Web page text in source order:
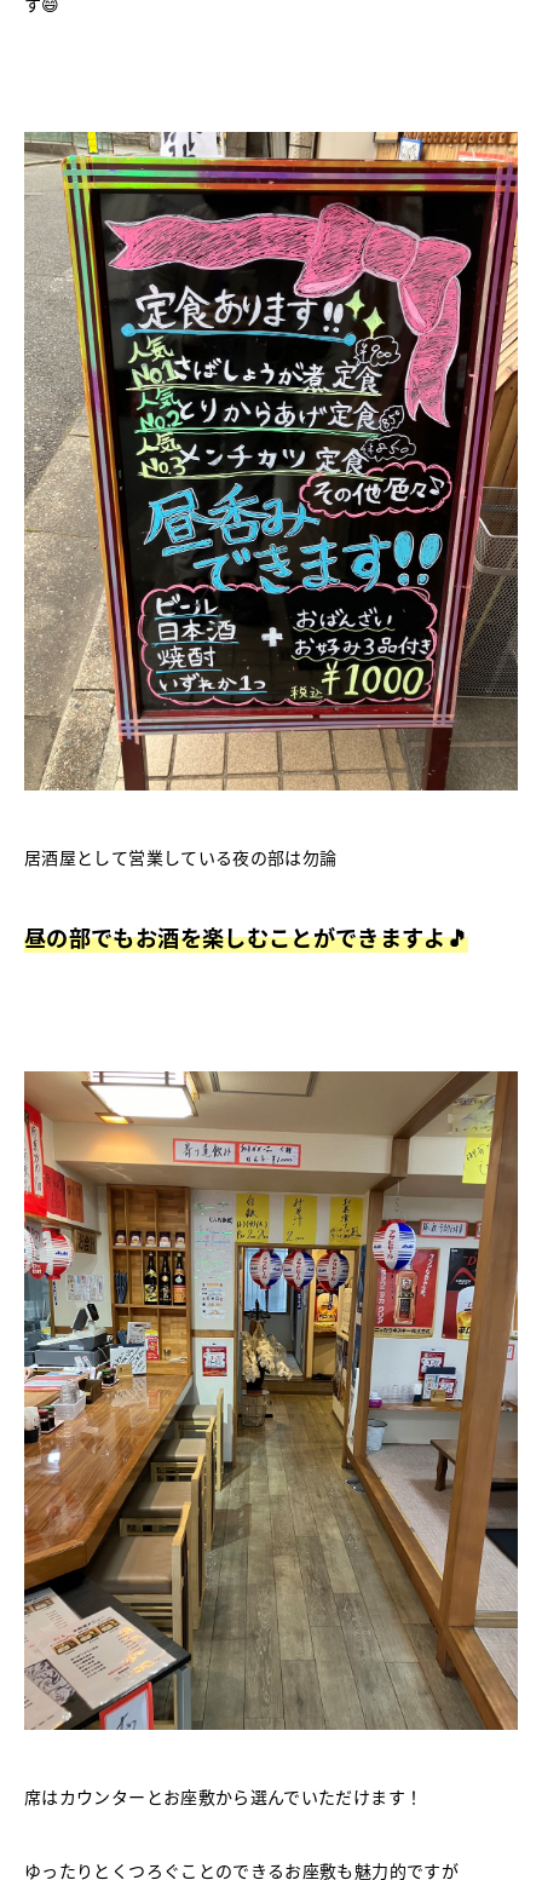
居酒屋として営業している夜の部は勿論
昼の部でもお酒を楽しむことができますよ🎵
席はカウンターとお座敷から選んでいただけます！
ゆったりとくつろぐことのできるお座敷も魅力的ですが